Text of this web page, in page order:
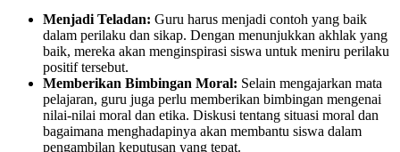
Menjadi Teladan: Guru harus menjadi contoh yang baik
dalam perilaku dan sikap. Dengan menunjukkan akhlak yang
baik, mereka akan menginspirasi siswa untuk meniru perilaku
positif tersebut.
Memberikan Bimbingan Moral: Selain mengajarkan mata
pelajaran, guru juga perlu memberikan bimbingan mengenai
nilai-nilai moral dan etika. Diskusi tentang situasi moral dan
bagaimana menghadapinya akan membantu siswa dalam
pengambilan keputusan yang tepat.